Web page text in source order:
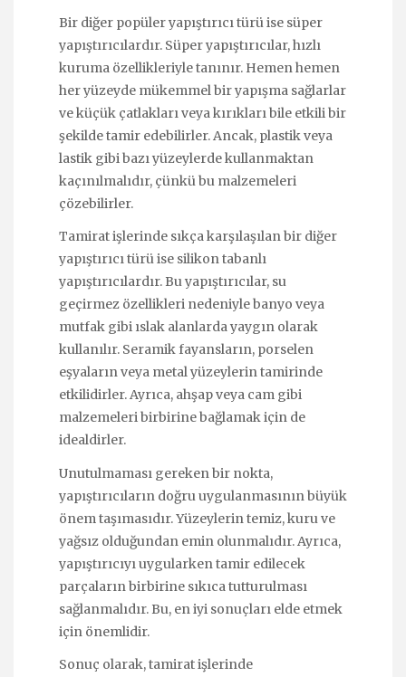
Bir diğer popüler yapıştırıcı türü ise süper
yapıştırıcılardır. Süper yapıştırıcılar, hızlı
kuruma özellikleriyle tanınır. Hemen hemen
her yüzeyde mükemmel bir yapışma sağlarlar
ve küçük çatlakları veya kırıkları bile etkili bir
şekilde tamir edebilirler. Ancak, plastik veya
lastik gibi bazı yüzeylerde kullanmaktan
kaçınılmalıdır, çünkü bu malzemeleri
çözebilirler.
Tamirat işlerinde sıkça karşılaşılan bir diğer
yapıştırıcı türü ise silikon tabanlı
yapıştırıcılardır. Bu yapıştırıcılar, su
geçirmez özellikleri nedeniyle banyo veya
mutfak gibi ıslak alanlarda yaygın olarak
kullanılır. Seramik fayansların, porselen
eşyaların veya metal yüzeylerin tamirinde
etkilidirler. Ayrıca, ahşap veya cam gibi
malzemeleri birbirine bağlamak için de
idealdirler.
Unutulmaması gereken bir nokta,
yapıştırıcıların doğru uygulanmasının büyük
önem taşımasıdır. Yüzeylerin temiz, kuru ve
yağsız olduğundan emin olunmalıdır. Ayrıca,
yapıştırıcıyı uygularken tamir edilecek
parçaların birbirine sıkıca tutturulması
sağlanmalıdır. Bu, en iyi sonuçları elde etmek
için önemlidir.
Sonuç olarak, tamirat işlerinde